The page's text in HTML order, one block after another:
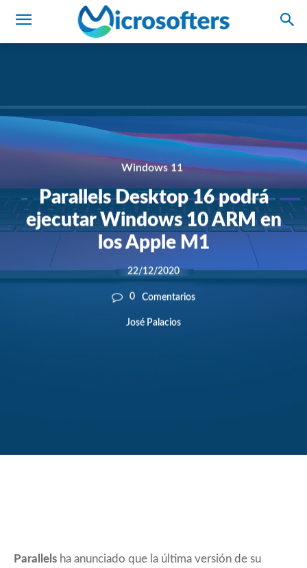
Windows 11
Parallels Desktop 16 podrá
ejecutar Windows 10 ARM en
los Apple M1
22/12/2020
0 Comentarios
José Palacios
Parallels ha anunciado que la última versión de su